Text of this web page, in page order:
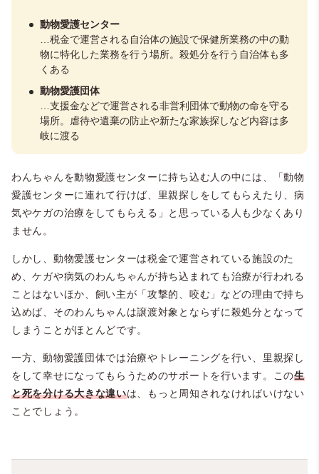
動物愛護センター
…税金で運営される自治体の施設で保健所業務の中の動
物に特化した業務を行う場所。殺処分を行う自治体も多
くある
動物愛護団体
…支援金などで運営される非営利団体で動物の命を守る
場所。虐待や遺棄の防止や新たな家族探しなど内容は多
岐に渡る
わんちゃんを動物愛護センターに持ち込む人の中には、「動物
愛護センターに連れて行けば、里親探しをしてもらえたり、病
気やケガの治療をしてもらえる」と思っている人も少なくあり
ません。
しかし、動物愛護センターは税金で運営されている施設のた
め、ケガや病気のわんちゃんが持ち込まれても治療が行われる
ことはないほか、飼い主が「攻撃的、咬む」などの理由で持ち
込めば、そのわんちゃんは譲渡対象とならずに殺処分となって
しまうことがほとんどです。
一方、動物愛護団体では治療やトレーニングを行い、里親探し
をして幸せになってもらうためのサポートを行います。この生
と死を分ける大きな違いは、もっと周知されなければいけない
ことでしょう。